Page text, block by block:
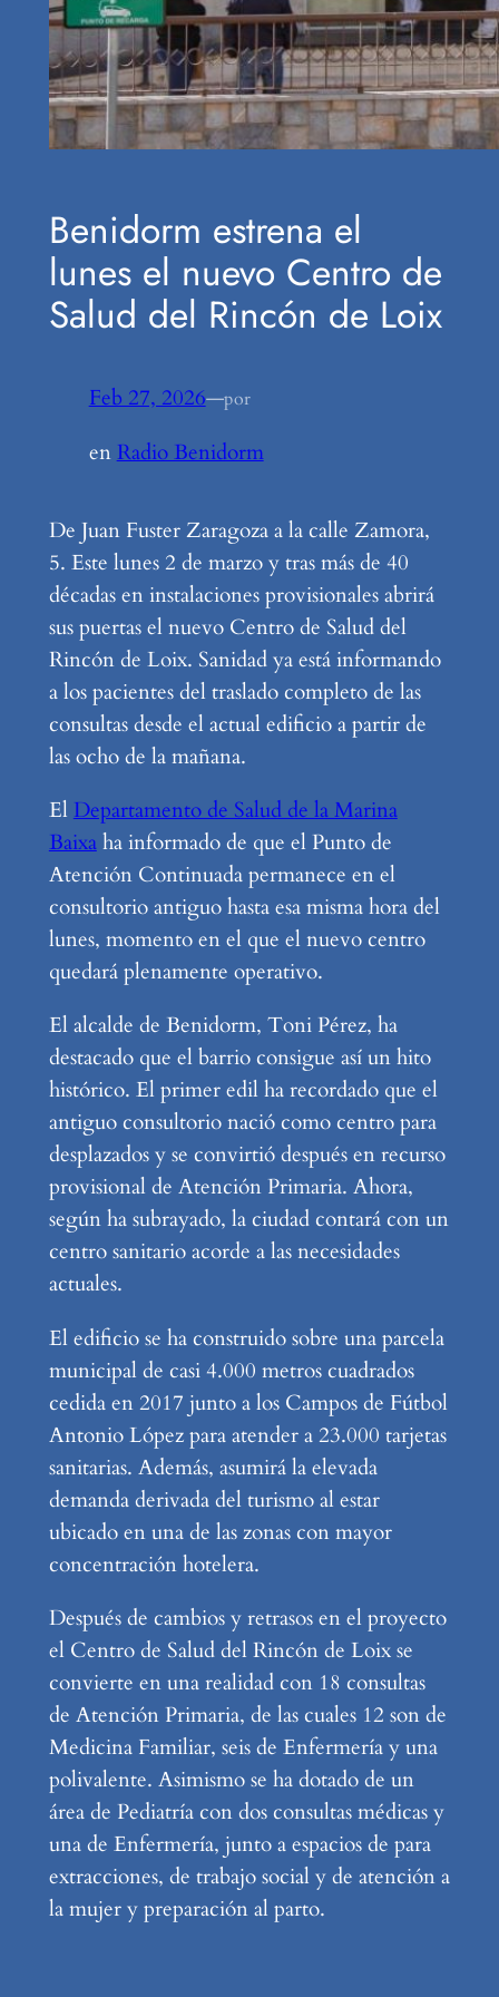
Benidorm estrena el
lunes el nuevo Centro de
Salud del Rincón de Loix
Feb 27, 2026—por
en Radio Benidorm
De Juan Fuster Zaragoza a la calle Zamora,
5. Este lunes 2 de marzo y tras más de 40
décadas en instalaciones provisionales abrirá
sus puertas el nuevo Centro de Salud del
Rincón de Loix. Sanidad ya está informando
a los pacientes del traslado completo de las
consultas desde el actual edificio a partir de
las ocho de la mañana.
ElDepartamento de Salud de la Marina
Baixaha informado de que el Punto de
Atención Continuada permanece en el
consultorio antiguo hasta esa misma hora del
lunes, momento en el que el nuevo centro
quedará plenamente operativo.
El alcalde de Benidorm, Toni Pérez, ha
destacado que el barrio consigue así un hito
histórico. El primer edil ha recordado que el
antiguo consultorio nació como centro para
desplazados y se convirtió después en recurso
provisional de Atención Primaria. Ahora,
según ha subrayado, la ciudad contará con un
centro sanitario acorde a las necesidades
actuales.
El edificio se ha construido sobre una parcela
municipal de casi 4.000 metros cuadrados
cedida en 2017 junto a los Campos de Fútbol
Antonio López para atender a 23.000 tarjetas
sanitarias. Además, asumirá la elevada
demanda derivada del turismo al estar
ubicado en una de las zonas con mayor
concentración hotelera.
Después de cambios y retrasos en el proyecto
el Centro de Salud del Rincón de Loix se
convierte en una realidad con 18 consultas
de Atención Primaria, de las cuales 12 son de
Medicina Familiar, seis de Enfermería y una
polivalente. Asimismo se ha dotado de un
área de Pediatría con dos consultas médicas y
una de Enfermería, junto a espacios de para
extracciones, de trabajo social y de atención a
la mujer y preparación al parto.